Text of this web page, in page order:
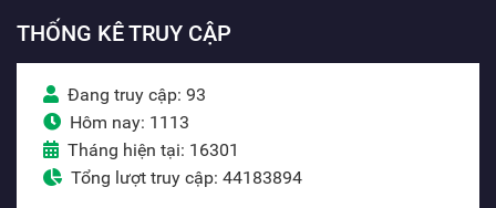
THỐNG KÊ TRUY CẬP
Đang truy cập: 93
Hôm nay: 1113
Tháng hiện tại: 16301
Tổng lượt truy cập: 44183894